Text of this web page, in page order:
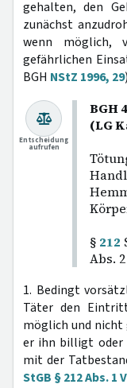
gehalten, den
zunächst
wenn möglich,
gefährlichen
BGH NStZ 1996, 29
BGH
(LG
§ 212
Abs.
Entscheidung
aufrufen
1. Bedingt
Täter den
möglich und nicht
er ihn billigt oder
mit der
StGB § 212 Abs.